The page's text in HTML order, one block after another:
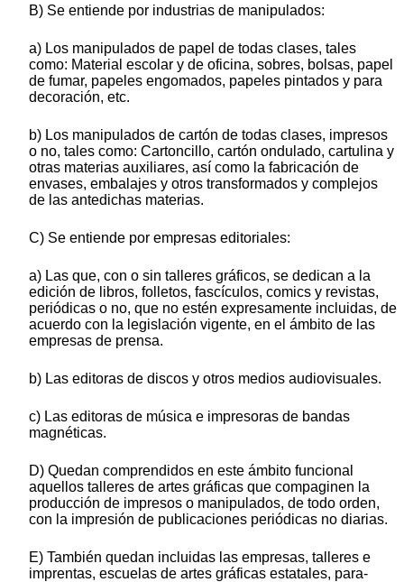
B) Se entiende por industrias de manipulados:
a) Los manipulados de papel de todas clases, tales
como: Material escolar y de oficina, sobres, bolsas, papel
de fumar, papeles engomados, papeles pintados y para
decoración, etc.
b) Los manipulados de cartón de todas clases, impresos
o no, tales como: Cartoncillo, cartón ondulado, cartulina y
otras materias auxiliares, así como la fabricación de
envases, embalajes y otros transformados y complejos
de las antedichas materias.
C) Se entiende por empresas editoriales:
a) Las que, con o sin talleres gráficos, se dedican a la
edición de libros, folletos, fascículos, comics y revistas,
periódicas o no, que no estén expresamente incluidas, de
acuerdo con la legislación vigente, en el ámbito de las
empresas de prensa.
b) Las editoras de discos y otros medios audiovisuales.
c) Las editoras de música e impresoras de bandas
magnéticas.
D) Quedan comprendidos en este ámbito funcional
aquellos talleres de artes gráficas que compaginen la
producción de impresos o manipulados, de todo orden,
con la impresión de publicaciones periódicas no diarias.
E) También quedan incluidas las empresas, talleres e
imprentas, escuelas de artes gráficas estatales, para-